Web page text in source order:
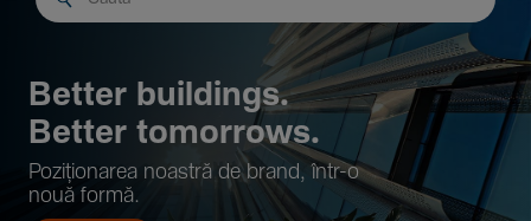
Better buil­dings.
Better tomor­rows.
Pozi­țio­narea noastră de brand, într-o
nouă formă.